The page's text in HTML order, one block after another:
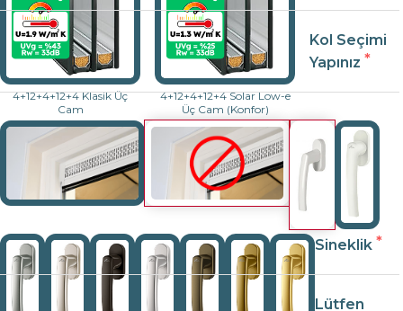
4+12+4+12+4 Klasik Üç
Cam
4+12+4+12+4 Solar Low-e
Üç Cam (Konfor)
Kol Seçimi
Yapınız
Sineklik
Lütfen